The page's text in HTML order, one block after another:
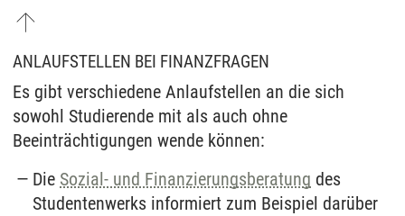
ANLAUFSTELLEN BEI FINANZFRAGEN
Es gibt verschiedene Anlaufstellen an die sich
sowohl Studierende mit als auch ohne
Beeinträchtigungen wende können:
Die Sozial- und Finanzierungsberatung des
Studentenwerks informiert zum Beispiel darüber